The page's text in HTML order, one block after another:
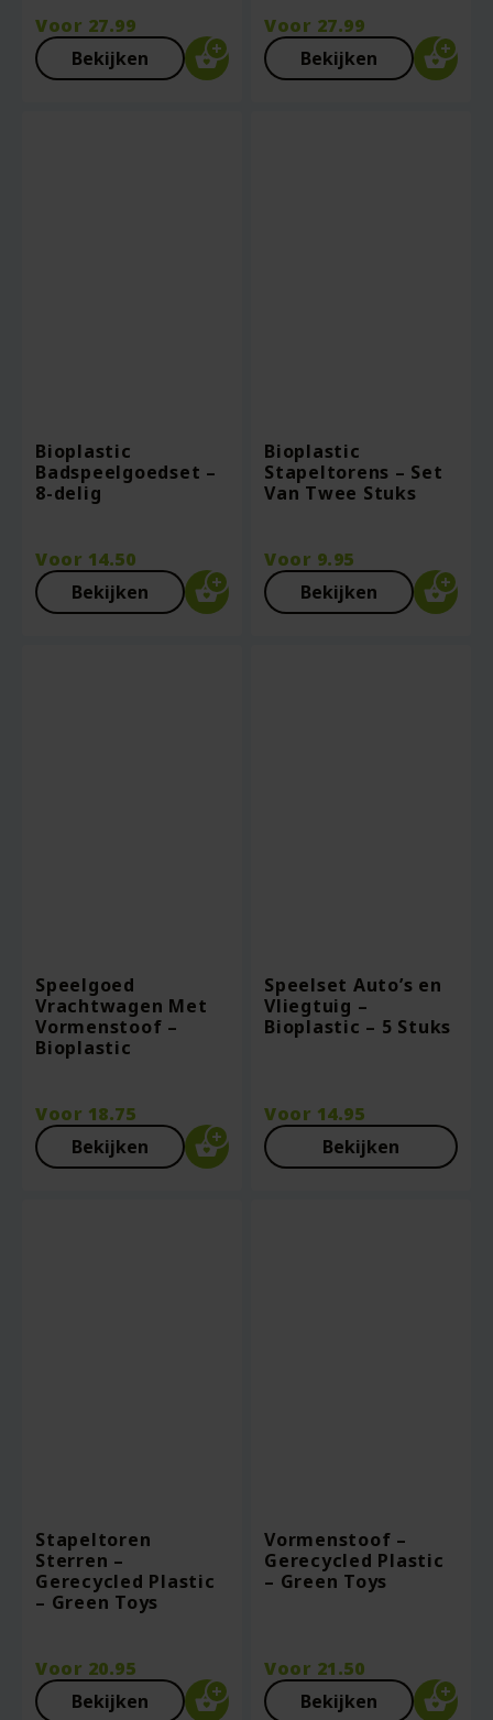
Voor 27.99
Bekijken
Voor 27.99
Bekijken
Bioplastic
Badspeelgoedset –
8-delig
Voor 14.50
Bekijken
Bioplastic
Stapeltorens – Set
Van Twee Stuks
Voor 9.95
Bekijken
Speelgoed
Vrachtwagen Met
Vormenstoof –
Bioplastic
Voor 18.75
Bekijken
Speelset Auto’s en
Vliegtuig –
Bioplastic – 5 Stuks
Voor 14.95
Bekijken
Stapeltoren
Sterren –
Gerecycled Plastic
– Green Toys
Voor 20.95
Bekijken
Vormenstoof –
Gerecycled Plastic
– Green Toys
Voor 21.50
Bekijken